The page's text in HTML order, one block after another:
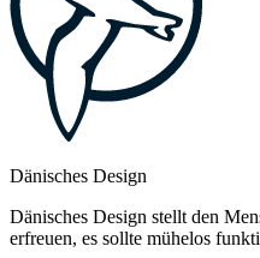
Dänisches Design
Dänisches Design stellt den
erfreuen, es sollte mühelos